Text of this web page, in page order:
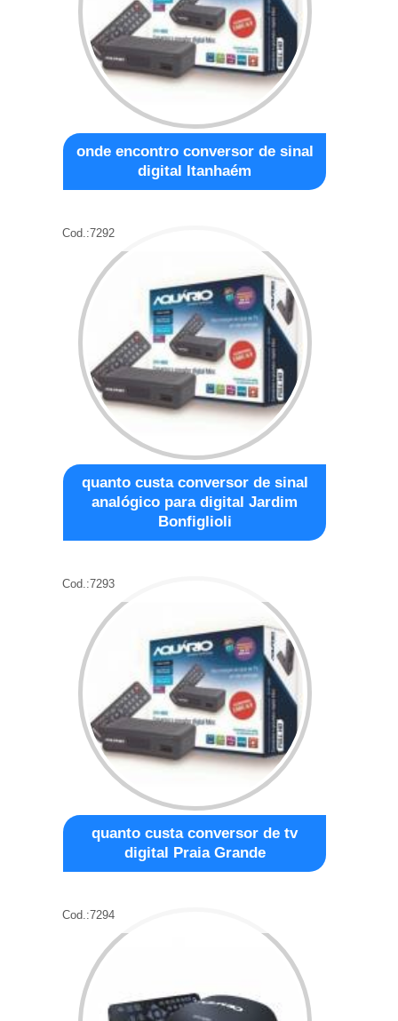
onde encontro conversor de sinal
digital Itanhaém
Cod.:7292
quanto custa conversor de sinal
analógico para digital Jardim
Bonfiglioli
Cod.:7293
quanto custa conversor de tv
digital Praia Grande
Cod.:7294